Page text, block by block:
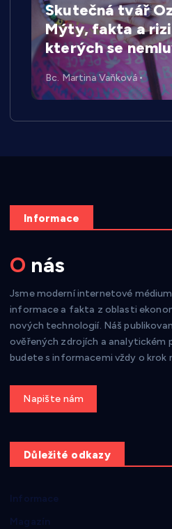
Skutečná tvář
Mýty, fakta a
kterých se
Bc. Martina Vaňková
Informace
O nás
Jsme moderní internetové
informace a fakta z oblasti
nových technologií. Náš
ověřených zdrojích a analytickém
budete s informacemi vždy o krok
Get a Quote
Důležité odkazy
Informace
Magazín